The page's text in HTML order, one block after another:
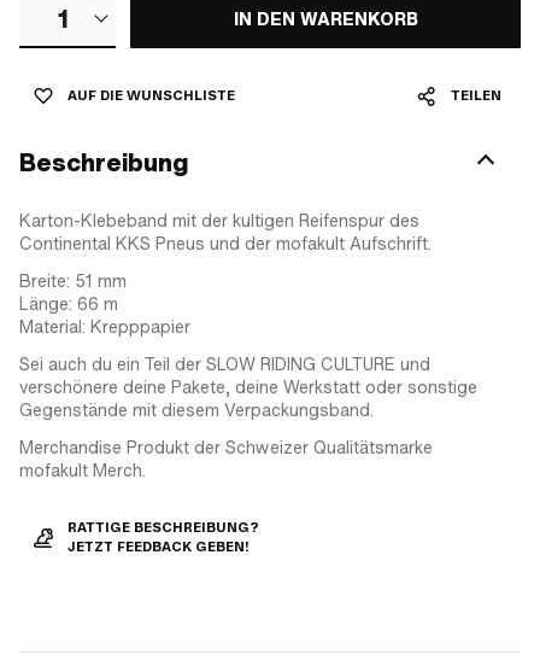
1 IN DEN WARENKORB
AUF DIE WUNSCHLISTE TEILEN
Beschreibung
Karton-Klebeband mit der kultigen Reifenspur des
Continental KKS Pneus und der mofakult Aufschrift.
Breite: 51 mm
Länge: 66 m
Material: Krepppapier
Sei auch du ein Teil der SLOW RIDING CULTURE und
verschönere deine Pakete, deine Werkstatt oder sonstige
Gegenstände mit diesem Verpackungsband.
Merchandise Produkt der Schweizer Qualitätsmarke
mofakult Merch.
RATTIGE BESCHREIBUNG?
JETZT FEEDBACK GEBEN!